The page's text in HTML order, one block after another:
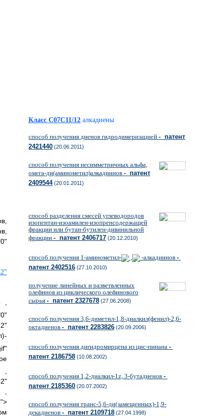
,
,
Класс C07C11/12 алкадиены
способ получения диенов гидродимеризацией - патент
2421440 (20.06.2011)
способ получения несимметричных альфа,
омега-ди(аминометил)алкадиинов - патент
2409544(20.01.2011)
способ разделения смесей углеводородов
изопентан-изоамилен-изопренсодержащей
фракции или бутан-бутилен-дивинильной
фракции - патент 2406717 (20.12.2010)
способ получения 1-аминометил- , -алкадиинов -
патент 2402516 (27.10.2010)
получение линейных и разветвленных
олефинов из циклического олефинового
сырья - патент 2327678 (27.06.2008)
способ получения 3,6-диметил-1,8-диалкил(фенил)-2,6-
октадиенов - патент 2283826 (20.09.2006)
способ получения дигидромирцена из цис-пинана -
патент 2186758 (10.08.2002)
способ получения 1,2-диалкил-1z, 3-бутадиенов -
патент 2185360 (20.07.2002)
способ получения транс-5,6-ди(замещенных)-1,9-
декадиенов - патент 2109718 (27.04.1998)